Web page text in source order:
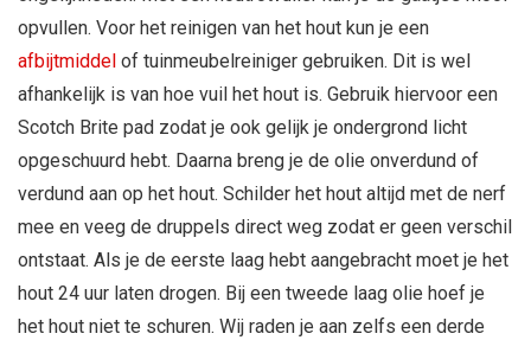
opvullen. Voor het reinigen van het hout kun je een
afbijtmiddel of tuinmeubelreiniger gebruiken. Dit is wel
afhankelijk is van hoe vuil het hout is. Gebruik hiervoor een
Scotch Brite pad zodat je ook gelijk je ondergrond licht
opgeschuurd hebt. Daarna breng je de olie onverdund of
verdund aan op het hout. Schilder het hout altijd met de nerf
mee en veeg de druppels direct weg zodat er geen verschil
ontstaat. Als je de eerste laag hebt aangebracht moet je het
hout 24 uur laten drogen. Bij een tweede laag olie hoef je
het hout niet te schuren. Wij raden je aan zelfs een derde